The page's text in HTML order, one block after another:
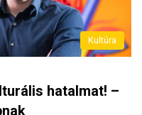
Kultúra
hatalmat! –